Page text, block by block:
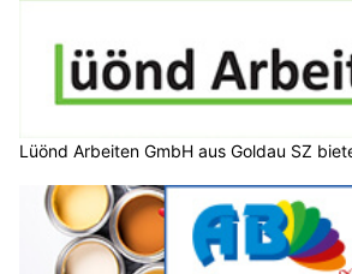
Lüönd Arbeiten GmbH aus Goldau SZ